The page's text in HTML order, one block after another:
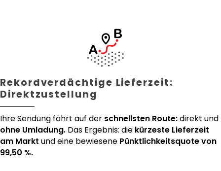
Rekordverdächtige Lieferzeit:
Direktzustellung
Ihre Sendung fährt auf der schnellsten Route:direkt und
ohne Umladung. Das Ergebnis: die kürzeste Lieferzeit
am Markt und eine bewiesene Pünktlichkeitsquote von
99,50 %.